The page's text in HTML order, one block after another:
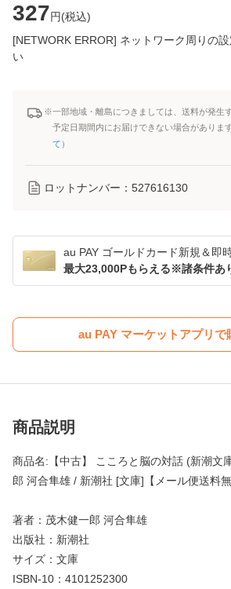
327円(税込)
[NETWORK ERROR] ネットワーク周りの
い
※一部地域・離島につきましては、送料が発生
予定日期間内にお届けできない場合がありま
て ）
ロットナンバー： 527616130
au PAY ゴールドカード新規＆即
最大23,000Pもらえる※諸条件あ
au PAY マーケットアプリで
商品説明
商品名:【中古】 こころと脳の対話 (新潮文
郎 河合隼雄 / 新潮社 [文庫]【メール便送料無
著者：茂木健一郎 河合隼雄
出版社：新潮社
サイズ：文庫
ISBN-10：4101252300